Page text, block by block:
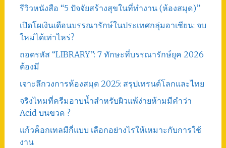
รีวิวหนังสือ “5 ปัจจัยสร้างสุขในที่ทำงาน (ห้องสมุด)”
เปิดโผเงินเดือนบรรณารักษ์ในประเทศกลุ่มอาเซียน: จบ
ใหม่ได้เท่าไหร่?
ถอดรหัส “LIBRARY”: 7 ทักษะที่บรรณารักษ์ยุค 2026
ต้องมี
เจาะลึกวงการห้องสมุด 2025: สรุปเทรนด์โลกและไทย
จริงไหมที่ครีมอาบน้ำสำหรับผิวแพ้ง่ายห้ามมีคำว่า
Acid บนขวด ?
แก้วค็อกเทลมีกี่แบบ เลือกอย่างไรให้เหมาะกับการใช้
งาน